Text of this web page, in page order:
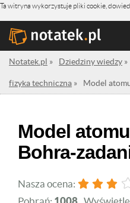
Ta witryna wykorzystuje pliki cookie,
Notatek.pl » Dziedziny wiedzy »
fizyka techniczna » Model
Model
Bohra-
Nasza ocena: